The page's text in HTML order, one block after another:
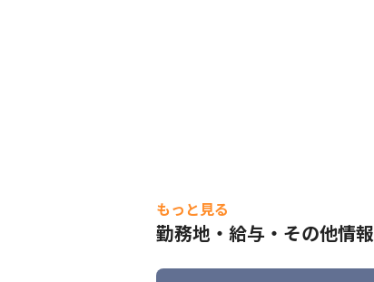
もっと見る
勤務地・給与・その他情報